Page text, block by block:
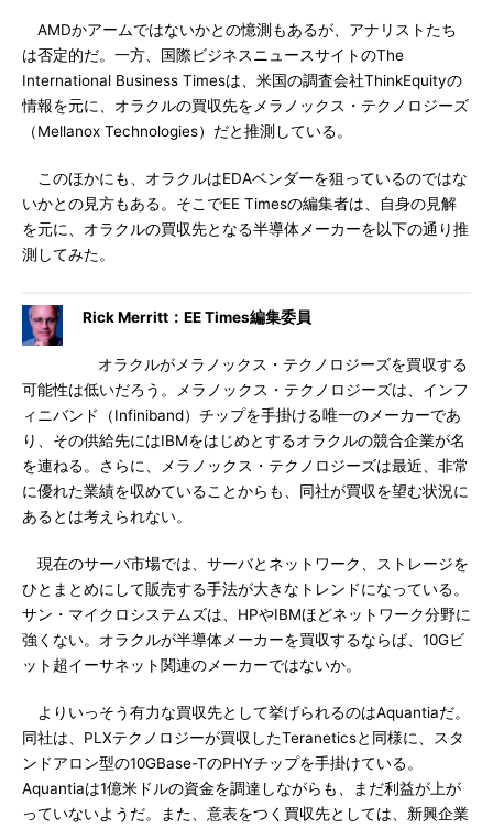
AMDかアームではないかとの憶測もあるが、アナリストたち
は否定的だ。一方、国際ビジネスニュースサイトのThe
International Business Timesは、米国の調査会社ThinkEquityの
情報を元に、オラクルの買収先をメラノックス・テクノロジーズ
（Mellanox Technologies）だと推測している。
このほかにも、オラクルはEDAベンダーを狙っているのではな
いかとの見方もある。そこでEE Timesの編集者は、自身の見解
を元に、オラクルの買収先となる半導体メーカーを以下の通り推
測してみた。
Rick Merritt：EE Times編集委員
オラクルがメラノックス・テクノロジーズを買収する
可能性は低いだろう。メラノックス・テクノロジーズは、インフ
ィニバンド（Infiniband）チップを手掛ける唯一のメーカーであ
り、その供給先にはIBMをはじめとするオラクルの競合企業が名
を連ねる。さらに、メラノックス・テクノロジーズは最近、非常
に優れた業績を収めていることからも、同社が買収を望む状況に
あるとは考えられない。
現在のサーバ市場では、サーバとネットワーク、ストレージを
ひとまとめにして販売する手法が大きなトレンドになっている。
サン・マイクロシステムズは、HPやIBMほどネットワーク分野に
強くない。オラクルが半導体メーカーを買収するならば、10Gビ
ット超イーサネット関連のメーカーではないか。
よりいっそう有力な買収先として挙げられるのはAquantiaだ。
同社は、PLXテクノロジーが買収したTeraneticsと同様に、スタ
ンドアロン型の10GBase-TのPHYチップを手掛けている。
Aquantiaは1億米ドルの資金を調達しながらも、まだ利益が上が
っていないようだ。また、意表をつく買収先としては、新興企業